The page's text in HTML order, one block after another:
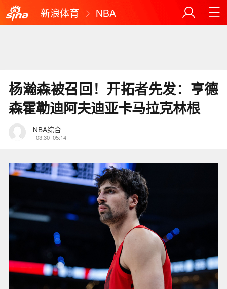
新浪体育 NBA
杨瀚森被召回！开拓者先发：亨德
森霍勒迪阿夫迪亚卡马拉克林根
NBA综合
03.30 05:14